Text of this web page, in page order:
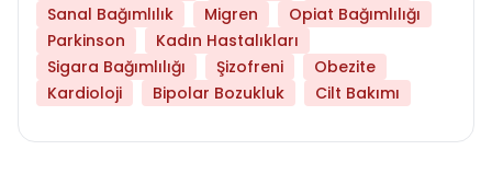
Sanal Bağımlılık
Migren
Opiat Bağımlılığı
Parkinson
Kadın Hastalıkları
Sigara Bağımlılığı
Şizofreni
Obezite
Kardioloji
Bipolar Bozukluk Cilt Bakımı